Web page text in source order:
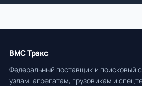
ВМС Тракс
Федеральный поставщик и поисковый
узлам, агрегатам, грузовикам и